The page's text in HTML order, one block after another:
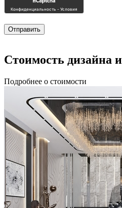
Стоимость дизайна
Подробнее о стоимости